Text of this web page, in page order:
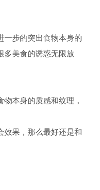
一步的突出食物本身的
多美食的诱惑无限放
本身的质感和纹理，
效果，那么最好还是和